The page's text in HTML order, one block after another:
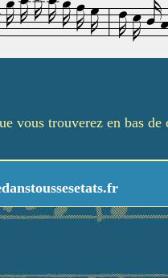
vous trouverez en bas de